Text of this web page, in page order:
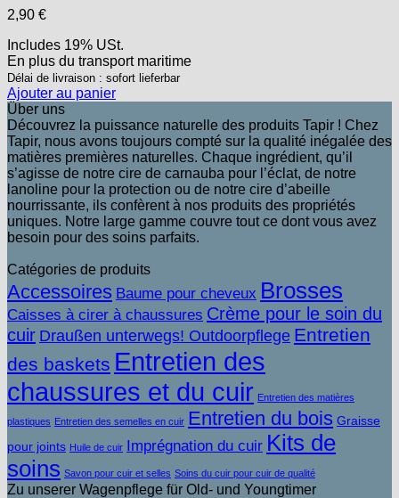
2,90 €
Includes 19% USt.
En plus du transportmaritime
Délai de livraison : sofort lieferbar
Ajouter au panier
Über uns
Découvrez la puissance naturelle des produits Tapir ! Chez
Tapir, nous avons toujours compté sur la qualité inégalée des
matières premières naturelles. Chaque ingrédient, qu’il
s’agisse de notre cire de carnauba pour l’éclat, de notre
lanoline pour la protection ou de notre cire d’abeille
nourrissante, ils confèrent à nos produits des propriétés
uniques. Notre large gamme couvre tout ce dont vous avez
besoin pour des soins parfaits.
Catégories de produits
Accessoires Baume pour cheveux Brosses
Caisses à cirer à chaussures Crème pour le soin du
cuir Draußen unterwegs! Outdoorpflege Entretien
des baskets Entretien des
chaussures et du cuir Entretien des matières
plastiques Entretien des semelles en cuir Entretien du bois Graisse
pour joints Huile de cuir Imprégnation du cuir Kits de
soins Savon pour cuir et selles Soins du cuir pour cuir de qualité
Zu unserer Wagenpflege für Old- und Youngtimer